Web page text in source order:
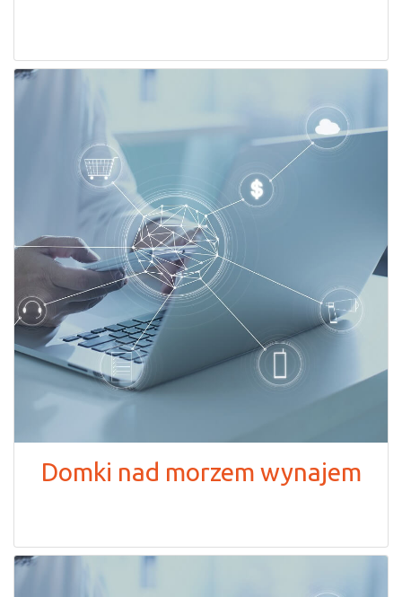
Domki nad morzem wynajem